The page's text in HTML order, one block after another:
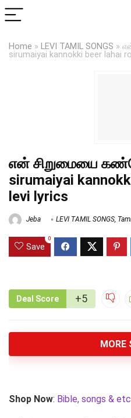
Home » LEVI TAMIL SONGS »
sirumaiyai kannokki beer lahai
என் சிறுமையை
sirumaiyai
levi lyrics
Jeba LEVI TAMIL SONGS,
Save
0
Deal Score +5
MORE
Shop Now: Bible, songs & etc